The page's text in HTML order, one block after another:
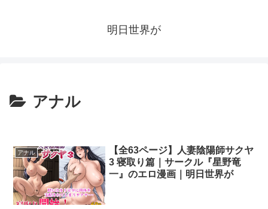
明日世界が
アナル
アナル
【全63ページ】人妻陰陽師サクヤ
3 寝取り篇｜サークル『星野竜
一』のエロ漫画｜明日世界が